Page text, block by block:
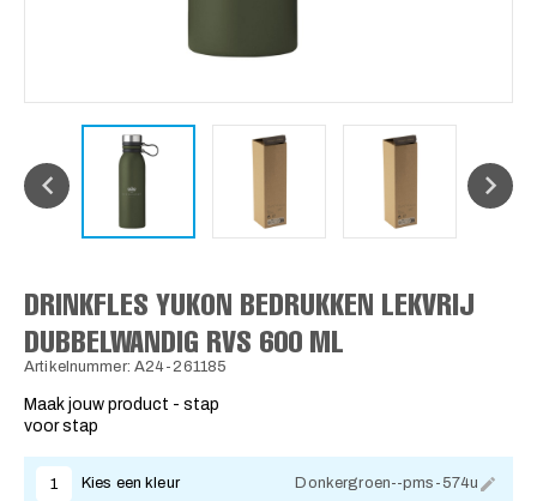
DRINKFLES YUKON BEDRUKKEN LEKVRIJ
DUBBELWANDIG RVS 600 ML
Artikelnummer: A24-261185
Maak jouw product - stap
voor stap
1 Kies een kleur Donkergroen--pms-574u